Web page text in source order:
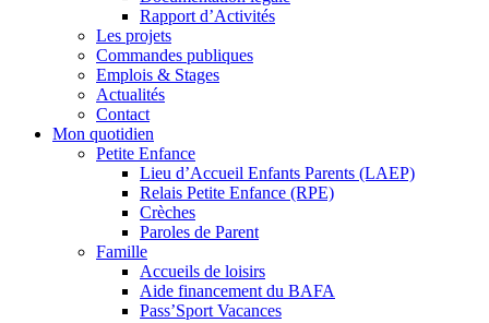
Rapport d’Activités
Les projets
Commandes publiques
Emplois & Stages
Actualités
Contact
Mon quotidien
Petite Enfance
Lieu d’Accueil Enfants Parents (LAEP)
Relais Petite Enfance (RPE)
Crèches
Paroles de Parent
Famille
Accueils de loisirs
Aide financement du BAFA
Pass’Sport Vacances